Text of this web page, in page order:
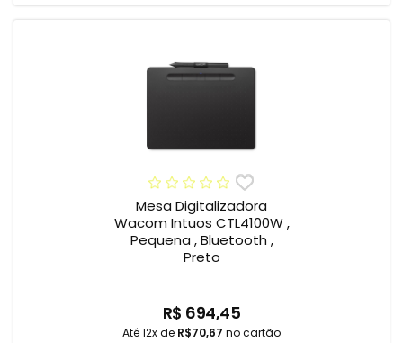
Mesa Digitalizadora
Wacom Intuos CTL4100W ,
Pequena , Bluetooth ,
Preto
R$ 694,45
Até 12x de R$70,67 no cartão